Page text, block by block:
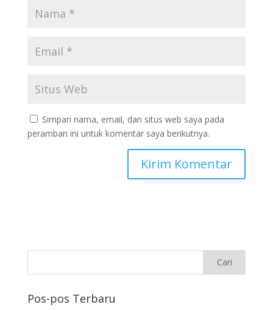
Simpan nama, email, dan situs web saya pada
peramban ini untuk komentar saya berikutnya.
Pos-pos Terbaru